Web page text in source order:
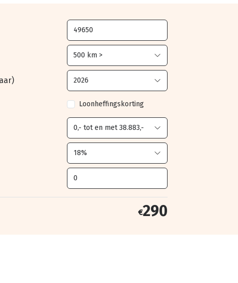
Loonheffingskorting
€290